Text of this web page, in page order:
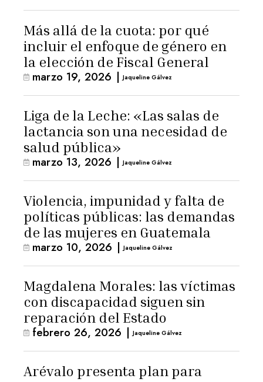
Más allá de la cuota: por qué
incluir el enfoque de género en
la elección de Fiscal General
marzo 19, 2026 | Jaqueline Gálvez
Liga de la Leche: «Las salas de
lactancia son una necesidad de
salud pública»
marzo 13, 2026 | Jaqueline Gálvez
Violencia, impunidad y falta de
políticas públicas: las demandas
de las mujeres en Guatemala
marzo 10, 2026 | Jaqueline Gálvez
Magdalena Morales: las víctimas
con discapacidad siguen sin
reparación del Estado
febrero 26, 2026 | Jaqueline Gálvez
Arévalo presenta plan para